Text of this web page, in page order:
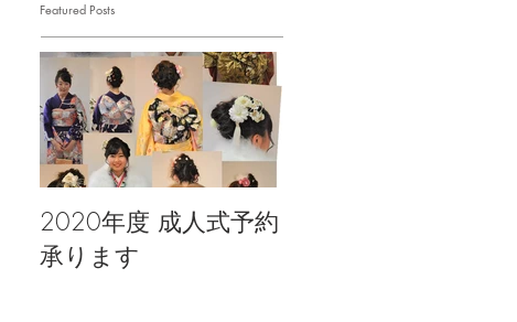
Featured Posts
2020年度 成人式予約
承ります